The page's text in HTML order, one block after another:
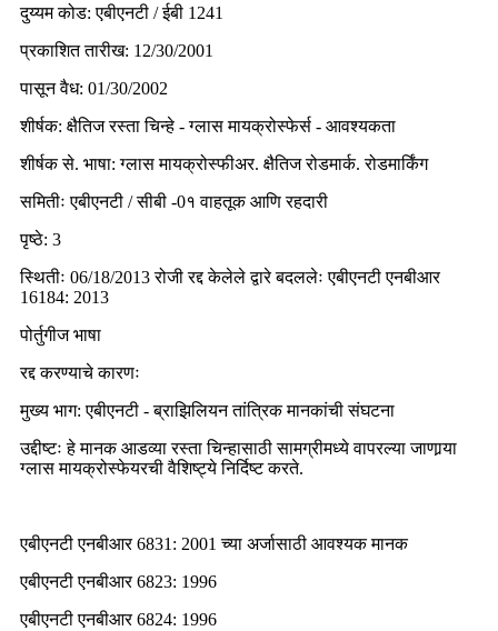
दुय्यम कोड: एबीएनटी / ईबी 1241
प्रकाशित तारीख: 12/30/2001
पासून वैध: 01/30/2002
शीर्षक: क्षैतिज रस्ता चिन्हे - ग्लास मायक्रोस्फेर्स - आवश्यकता
शीर्षक से. भाषा: ग्लास मायक्रोस्फीअर. क्षैतिज रोडमार्क. रोडमार्किंग
समितीः एबीएनटी / सीबी -0१ वाहतूक आणि रहदारी
पृष्ठे: 3
स्थितीः 06/18/2013 रोजी रद्द केलेले द्वारे बदललेः एबीएनटी एनबीआर
16184: 2013
पोर्तुगीज भाषा
रद्द करण्याचे कारणः
मुख्य भाग: एबीएनटी - ब्राझिलियन तांत्रिक मानकांची संघटना
उद्दीष्टः हे मानक आडव्या रस्ता चिन्हासाठी सामग्रीमध्ये वापरल्या जाणार्‍या
ग्लास मायक्रोस्फेयरची वैशिष्ट्ये निर्दिष्ट करते.
एबीएनटी एनबीआर 6831: 2001 च्या अर्जासाठी आवश्यक मानक
एबीएनटी एनबीआर 6823: 1996
एबीएनटी एनबीआर 6824: 1996